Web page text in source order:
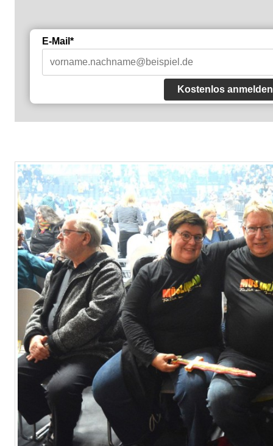
E-Mail*
Kostenlos anmelden